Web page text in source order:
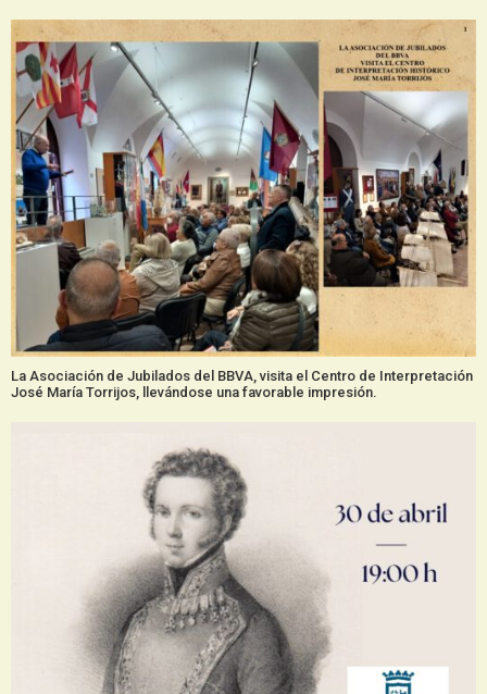
La Asociación de Jubilados del BBVA, visita el Centro de Interpretación
José María Torrijos, llevándose una favorable impresión.